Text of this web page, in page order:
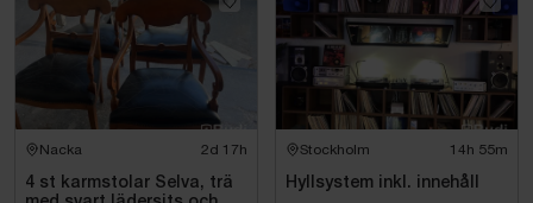
Nacka 2d 17h
4 st karmstolar Selva, trä
Stockholm 14h 55m
Hyllsystem inkl. innehåll